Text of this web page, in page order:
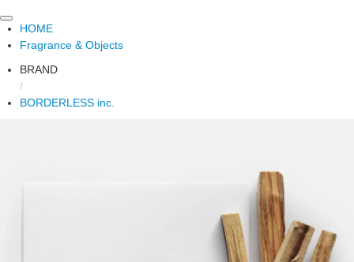
HOME
Fragrance & Objects
BRAND
/
BORDERLESS inc.